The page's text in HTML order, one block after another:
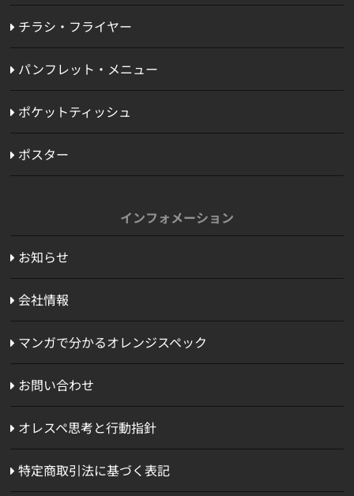
チラシ・フライヤー
パンフレット・メニュー
ポケットティッシュ
ポスター
インフォメーション
お知らせ
会社情報
マンガで分かるオレンジスペック
お問い合わせ
オレスペ思考と行動指針
特定商取引法に基づく表記